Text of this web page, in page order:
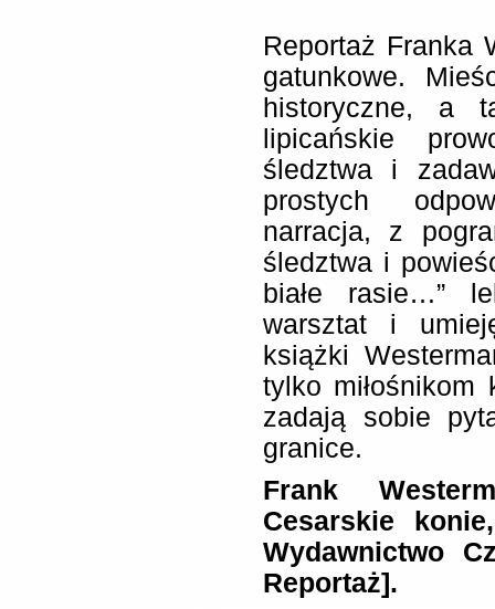
Reportaż Franka
gatunkowe.
historyczne, a
lipicańskie
śledztwa i
prostych
narracja, z
śledztwa i
białe rasie…”
warsztat i
książki
tylko
zadają sobie
granice.
Frank
Cesarskie
Wydawnictwo
Reportaż].